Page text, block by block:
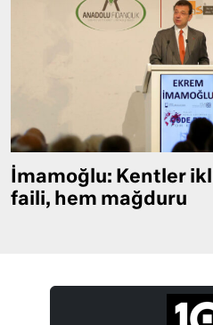
İmamoğlu: Kentler
faili, hem mağduru